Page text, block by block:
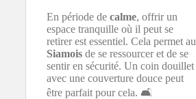
En période de calme, offrir un
espace tranquille où il peut se
retirer est essentiel. Cela permet au
Siamois de se ressourcer et de se
sentir en sécurité. Un coin douillet
avec une couverture douce peut
être parfait pour cela. 🛋️